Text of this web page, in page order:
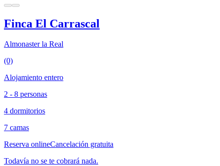
Finca El Carrascal
Almonaster la Real
(0)
Alojamiento entero
2 - 8 personas
4 dormitorios
7 camas
Reserva onlineCancelación gratuita
Todavía no se te cobrará nada.